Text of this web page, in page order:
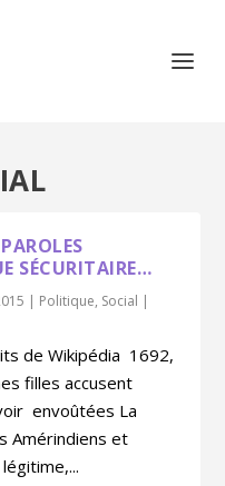
SÉCURITAIRE…
| Politique, Social |
de Wikipédia 1692,
filles accusent
envoûtées La
Amérindiens et